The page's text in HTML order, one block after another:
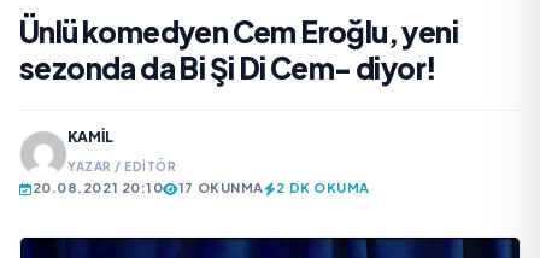
Ünlü komedyen Cem Eroğlu, yeni
sezonda da Bi Şi Di Cem- diyor!
KAMIL
YAZAR / EDITÖR
20.08.2021 20:10 17 OKUNMA 2 DK OKUMA